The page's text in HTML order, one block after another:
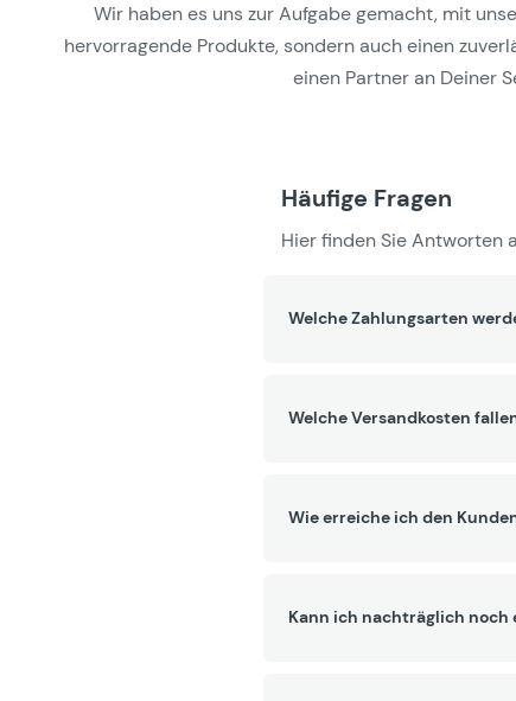
Wir haben es uns zur Aufgabe gemacht, mit
hervorragende Produkte, sondern auch einen
einen Partner an Deiner
Häufige Fragen
Hier finden Sie Antworten
Welche Zahlungsarten
Welche Versandkosten
Wie erreiche ich den
Kann ich nachträglich noch